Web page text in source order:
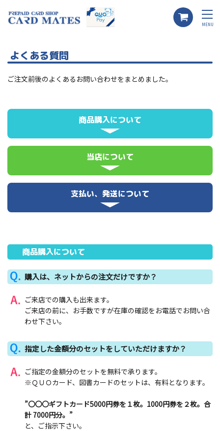
MENU
よくある質問
ご注文前後のよくあるお問い合わせをまとめました。
商品購入について
当店について
支払い、発送について
商品購入について
購入は、ネットからの注文だけですか？
ご来店での購入も出来ます。
ご来店の前に、お手数ですが在庫の確認をお電話でお問い合
わせ下さい。
指定した金額分のセットをしていただけますか？
ご指定の金額分のセットを無料で承ります。
※ＱＵＯカード、図書カードのセットは、有料となります。
”〇〇〇ギフトカード5000円券を１枚。1000円券を２枚。合
計 7000円分。”
と、ご指示下さい。